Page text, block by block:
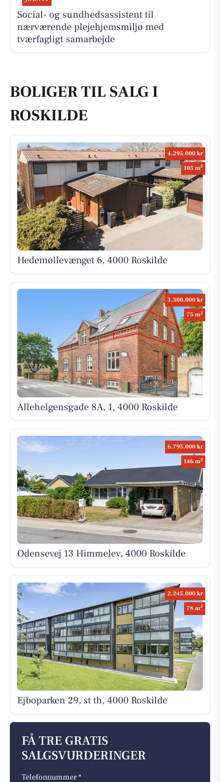
Social- og sundhedsassistent til
nærværende plejehjemsmiljø med
tværfagligt samarbejde
BOLIGER TIL SALG I
ROSKILDE
4.295.000 kr
105 m2
Hedemøllevænget 6, 4000 Roskilde
3.300.000 kr
75 m2
Allehelgensgade 8A, 1, 4000 Roskilde
6.795.000 kr
146 m2
Odensevej 13 Himmelev, 4000 Roskilde
2.245.000 kr
78 m2
Ejboparken 29, st th, 4000 Roskilde
FÅ TRE GRATIS
SALGSVURDERINGER
Telefonnummer *